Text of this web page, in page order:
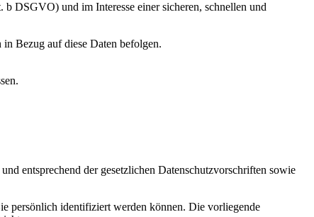
DSGVO) und im Interesse einer sicheren, schnellen und
Bezug auf diese Daten befolgen.
entsprechend der gesetzlichen Datenschutzvorschriften sowie
persönlich identifiziert werden können. Die vorliegende